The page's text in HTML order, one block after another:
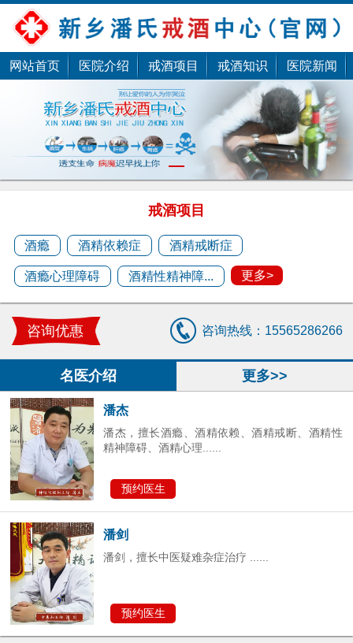
网站首页 医院介绍 戒酒项目 戒酒知识 医院新闻
戒酒项目
酒瘾 酒精依赖症 酒精戒断症
酒瘾心理障碍 酒精性精神障... 更多>
咨询优惠 咨询热线：15565286266
名医介绍 更多>>
潘杰
潘杰，擅长酒瘾、酒精依赖、酒精戒断、酒精性
精神障碍、酒精心理......
预约医生
潘剑
潘杰
潘杰，擅长酒瘾、酒精依赖、酒精戒断、酒精性
精神障碍、酒精心理......
预约医生
潘剑
潘剑，擅长中医疑难杂症治疗 ......
预约医生